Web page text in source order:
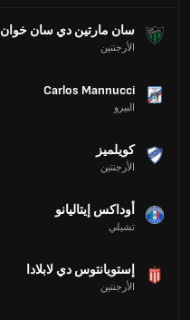
سان مارتين دي سان خوان
الأرجنتين
Carlos Mannucci
البيرو
كويلميز
الأرجنتين
أوداكس إيتاليانو
تشيلي
إستويانتوس دي لابلادا
الأرجنتين